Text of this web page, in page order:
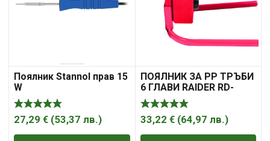
Поялник Stannol прав 15
W
27,29 € (53,37 лв.)
ПОЯЛНИК ЗА PP ТРЪБИ
6 ГЛАВИ RAIDER RD-
PW02
33,22 € (64,97 лв.)